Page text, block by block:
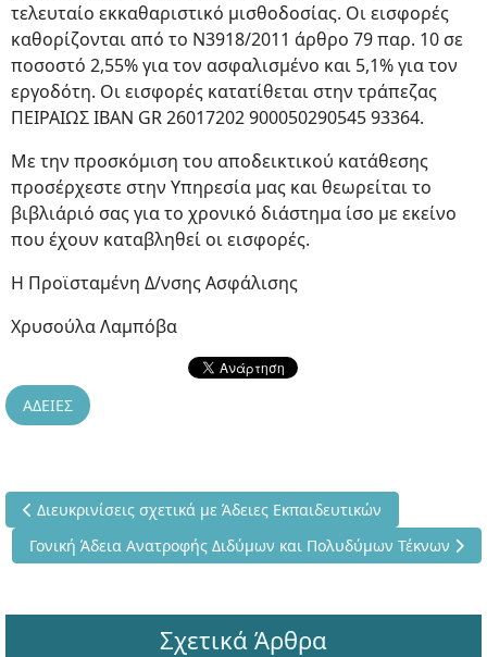
τελευταίο εκκαθαριστικό μισθοδοσίας. Οι εισφορές
καθορίζονται από το Ν3918/2011 άρθρο 79 παρ. 10 σε
ποσοστό 2,55% για τον ασφαλισμένο και 5,1% για τον
εργοδότη. Οι εισφορές κατατίθεται στην τράπεζας
ΠΕΙΡΑΙΩΣ IBAN GR 26017202 900050290545 93364.
Με την προσκόμιση του αποδεικτικού κατάθεσης
προσέρχεστε στην Υπηρεσία μας και θεωρείται το
βιβλιάριό σας για το χρονικό διάστημα ίσο με εκείνο
που έχουν καταβληθεί οι εισφορές.
Η Προϊσταμένη Δ/νσης Ασφάλισης
Χρυσούλα Λαμπόβα
ΑΔΕΙΕΣ
Προηγούμενο άρθρο: Διευκρινίσεις σχετικά με Άδειες
Διευκρινίσεις σχετικά με Άδειες Εκπαιδευτικών
Επόμενο άρθρο: Γονική Άδεια Ανατροφής Διδύμων και
Γονική Άδεια Ανατροφής Διδύμων και Πολυδύμων Τέκνων
Σχετικά Άρθρα